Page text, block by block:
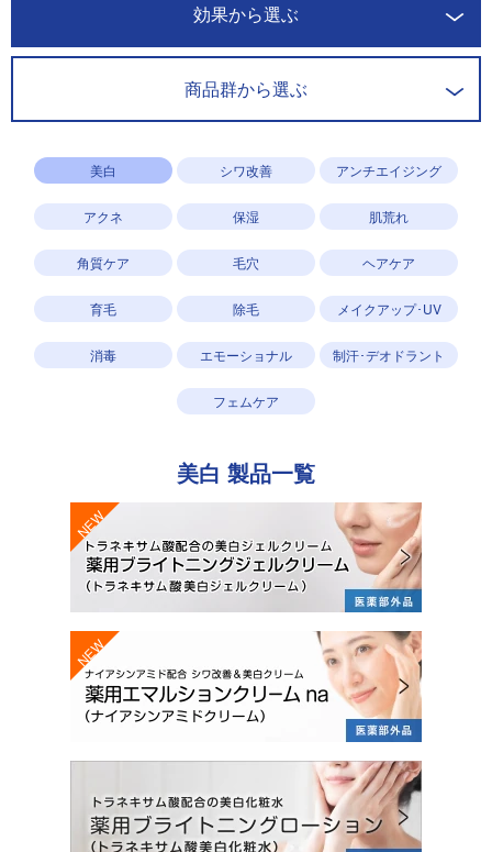
効果から選ぶ
商品群から選ぶ
美白 シワ改善 アンチエイジング
アクネ 保湿 肌荒れ
角質ケア 毛穴 ヘアケア
育毛 除毛 メイクアップ･UV
消毒 エモーショナル 制汗･デオドラント
フェムケア
美白 製品一覧